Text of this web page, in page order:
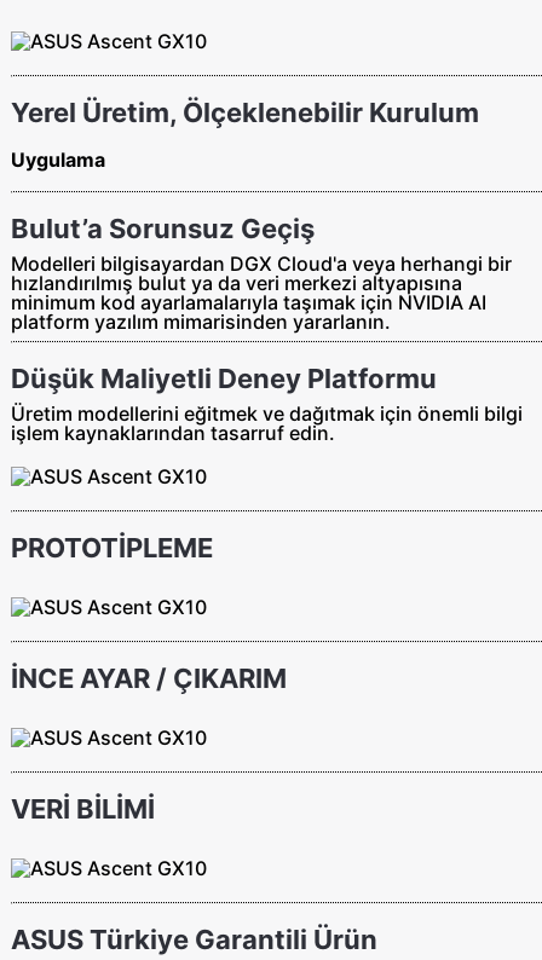
Yerel Üretim, Ölçeklenebilir Kurulum
Uygulama
Bulut’a Sorunsuz Geçiş
Modelleri bilgisayardan DGX Cloud'a veya herhangi bir
hızlandırılmış bulut ya da veri merkezi altyapısına
minimum kod ayarlamalarıyla taşımak için NVIDIA AI
platform yazılım mimarisinden yararlanın.
Düşük Maliyetli Deney Platformu
Üretim modellerini eğitmek ve dağıtmak için önemli bilgi
işlem kaynaklarından tasarruf edin.
PROTOTİPLEME
İNCE AYAR / ÇIKARIM
VERİ BİLİMİ
ASUS Türkiye Garantili Ürün